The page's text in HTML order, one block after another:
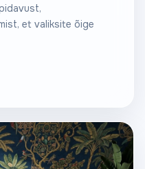
et valiksite õige